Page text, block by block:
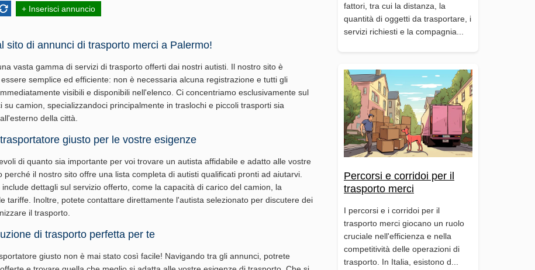
fattori, tra cui la distanza, la
quantità di oggetti da trasportare, i
servizi richiesti e la compagnia...
Percorsi e corridoi per il
trasporto merci
I percorsi e i corridoi per il
trasporto merci giocano un ruolo
cruciale nell'efficienza e nella
competitività delle operazioni di
trasporto. In Italia, esistono d...
+ Inserisci annuncio
sito di annunci di trasporto merci a Palermo!
vasta gamma di servizi di trasporto offerti dai nostri autisti. Il nostro sito è
semplice ed efficiente: non è necessaria alcuna registrazione e tutti gli
visibili e disponibili nell'elenco. Ci concentriamo esclusivamente sul
su camion, specializzandoci principalmente in traslochi e piccoli trasporti sia
della città.
giusto per le vostre esigenze
di quanto sia importante per voi trovare un autista affidabile e adatto alle vostre
perché il nostro sito offre una lista completa di autisti qualificati pronti ad aiutarvi.
dettagli sul servizio offerto, come la capacità di carico del camion, la
tariffe. Inoltre, potete contattare direttamente l'autista selezionato per discutere dei
il trasporto.
di trasporto perfetta per te
giusto non è mai stato così facile! Navigando tra gli annunci, potrete